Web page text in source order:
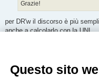
Grazie!
per DR'w il discorso è più
anche a calcolarlo con la UNI
procedimento molto rischioso
lo fa spesso ricorrendo a dei
Questo sito